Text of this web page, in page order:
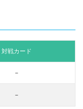
対戦カード
－
－